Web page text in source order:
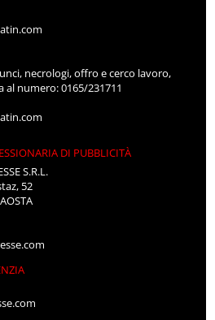
necrologi, offro e cerco lavoro,
numero: 0165/231711
DI PUBBLICITÀ
S.R.L.
52